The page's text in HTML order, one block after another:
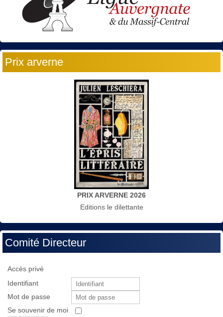
Prix arverne
PRIX ARVERNE 2026
Editions le dilettante
Comité Directeur
Accès privé
Identifiant
Mot de passe
Se souvenir de moi